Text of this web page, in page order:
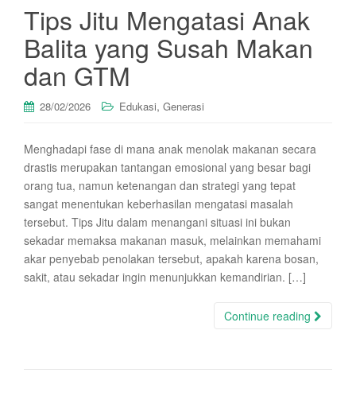
Tips Jitu Mengatasi Anak
Balita yang Susah Makan
dan GTM
28/02/2026 Edukasi, Generasi
Menghadapi fase di mana anak menolak makanan secara
drastis merupakan tantangan emosional yang besar bagi
orang tua, namun ketenangan dan strategi yang tepat
sangat menentukan keberhasilan mengatasi masalah
tersebut. Tips Jitu dalam menangani situasi ini bukan
sekadar memaksa makanan masuk, melainkan memahami
akar penyebab penolakan tersebut, apakah karena bosan,
sakit, atau sekadar ingin menunjukkan kemandirian. […]
Continue reading